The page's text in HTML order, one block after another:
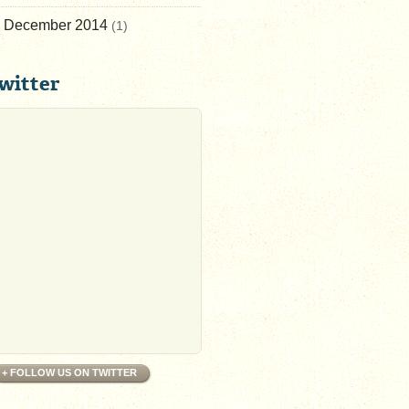
December 2014 (1)
+ FOLLOW US ON TWITTER